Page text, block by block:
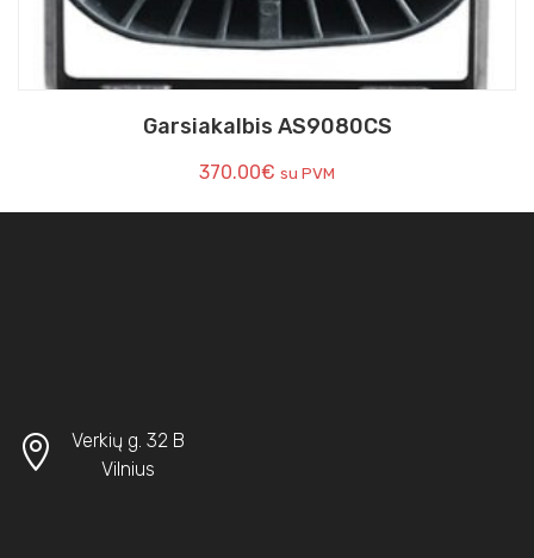
Garsiakalbis AS9080CS
370.00€ su PVM
Verkių g. 32 B
Vilnius